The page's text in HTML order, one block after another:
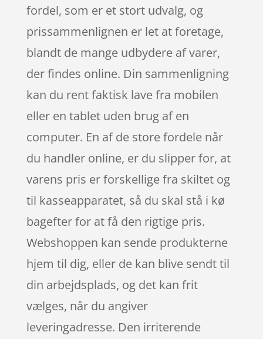
fordel, som er et stort udvalg, og
prissammenlignen er let at foretage,
blandt de mange udbydere af varer,
der findes online. Din sammenligning
kan du rent faktisk lave fra mobilen
eller en tablet uden brug af en
computer. En af de store fordele når
du handler online, er du slipper for, at
varens pris er forskellige fra skiltet og
til kasseapparatet, så du skal stå i kø
bagefter for at få den rigtige pris.
Webshoppen kan sende produkterne
hjem til dig, eller de kan blive sendt til
din arbejdsplads, og det kan frit
vælges, når du angiver
leveringadresse. Den irriterende